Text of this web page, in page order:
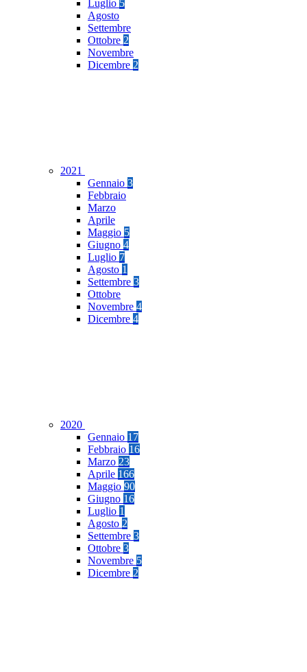
Luglio 5
Agosto
Settembre
Ottobre 2
Novembre
Dicembre 2
2021
Gennaio 3
Febbraio
Marzo
Aprile
Maggio 5
Giugno 4
Luglio 7
Agosto 1
Settembre 3
Ottobre
Novembre 4
Dicembre 4
2020
Gennaio 17
Febbraio 16
Marzo 23
Aprile 166
Maggio 90
Giugno 16
Luglio 1
Agosto 2
Settembre 3
Ottobre 3
Novembre 5
Dicembre 2